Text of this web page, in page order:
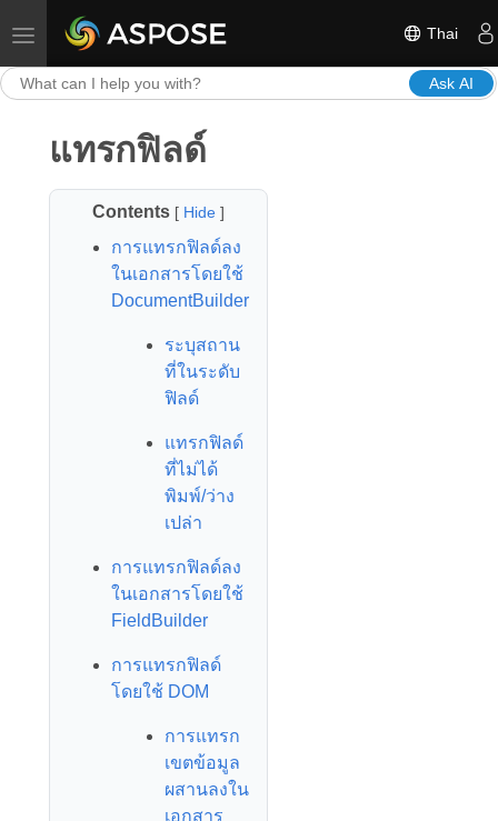
Toggle navigation Thai
Ask AI
แทรกฟิลด์
Contents [ Hide]
การแทรกฟิลด์ลง
ในเอกสารโดยใช้
DocumentBuilder
ระบุสถาน
ที่ในระดับ
ฟิลด์
แทรกฟิลด์
ที่ไม่ได้
พิมพ์/ว่าง
เปล่า
การแทรกฟิลด์ลง
ในเอกสารโดยใช้
FieldBuilder
การแทรกฟิลด์
โดยใช้ DOM
การแทรก
เขตข้อมูล
ผสานลงใน
เอกสาร